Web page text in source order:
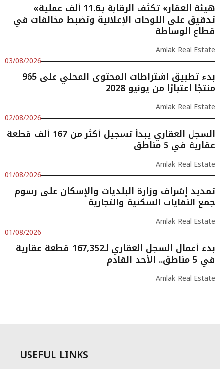
«هيئة العقار» تكثف الرقابة بـ11.6 ألف عملية
تدقيق على اللوحات الإعلانية وتضبط مخالفات في
قطاع الوساطة
Amlak Real Estate
03/08/2026
بدء تطبيق اشتراطات المحتوى المحلي على 965
منتجًا اعتبارًا من يونيو 2028
Amlak Real Estate
02/08/2026
السجل العقاري يبدأ تسجيل أكثر من 167 ألف قطعة
عقارية في 5 مناطق
Amlak Real Estate
01/08/2026
تمديد إشراف وزارة البلديات والإسكان على رسوم
جمع النفايات السكنية والتجارية
Amlak Real Estate
01/08/2026
بدء أعمال السجل العقاري لـ167,352 قطعة عقارية
في 5 مناطق.. الأحد القادم
Amlak Real Estate
USEFUL LINKS